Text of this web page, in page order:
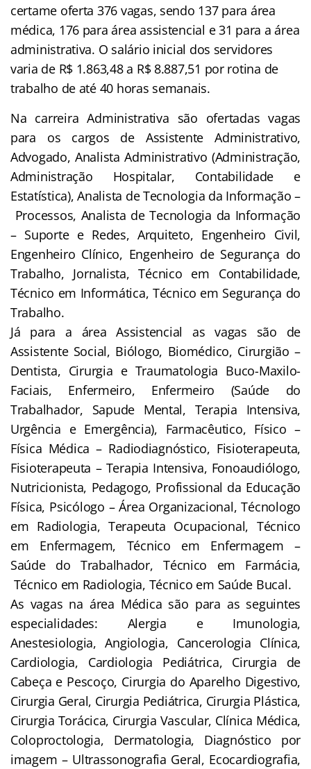
certame oferta 376 vagas, sendo 137 para área
médica, 176 para área assistencial e 31 para a área
administrativa. O salário inicial dos servidores
varia de R$ 1.863,48 a R$ 8.887,51 por rotina de
trabalho de até 40 horas semanais.
Na carreira Administrativa são ofertadas vagas
para os cargos de Assistente Administrativo,
Advogado, Analista Administrativo (Administração,
Administração Hospitalar, Contabilidade e
Estatística), Analista de Tecnologia da Informação –
Processos, Analista de Tecnologia da Informação
– Suporte e Redes, Arquiteto, Engenheiro Civil,
Engenheiro Clínico, Engenheiro de Segurança do
Trabalho, Jornalista, Técnico em Contabilidade,
Técnico em Informática, Técnico em Segurança do
Trabalho.
Já para a área Assistencial as vagas são de
Assistente Social, Biólogo, Biomédico, Cirurgião –
Dentista, Cirurgia e Traumatologia Buco-Maxilo-
Faciais, Enfermeiro, Enfermeiro (Saúde do
Trabalhador, Sapude Mental, Terapia Intensiva,
Urgência e Emergência), Farmacêutico, Físico –
Física Médica – Radiodiagnóstico, Fisioterapeuta,
Fisioterapeuta – Terapia Intensiva, Fonoaudiólogo,
Nutricionista, Pedagogo, Profissional da Educação
Física, Psicólogo – Área Organizacional, Técnologo
em Radiologia, Terapeuta Ocupacional, Técnico
em Enfermagem, Técnico em Enfermagem –
Saúde do Trabalhador, Técnico em Farmácia,
Técnico em Radiologia, Técnico em Saúde Bucal.
As vagas na área Médica são para as seguintes
especialidades: Alergia e Imunologia,
Anestesiologia, Angiologia, Cancerologia Clínica,
Cardiologia, Cardiologia Pediátrica, Cirurgia de
Cabeça e Pescoço, Cirurgia do Aparelho Digestivo,
Cirurgia Geral, Cirurgia Pediátrica, Cirurgia Plástica,
Cirurgia Torácica, Cirurgia Vascular, Clínica Médica,
Coloproctologia, Dermatologia, Diagnóstico por
imagem – Ultrassonografia Geral, Ecocardiografia,